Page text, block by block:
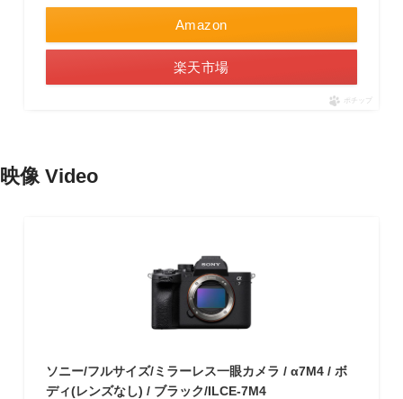
Amazon
楽天市場
ポチップ
映像 Video
ソニー/フルサイズ/ミラーレス一眼カメラ / α7M4 / ボ
ディ(レンズなし) / ブラック/ILCE-7M4